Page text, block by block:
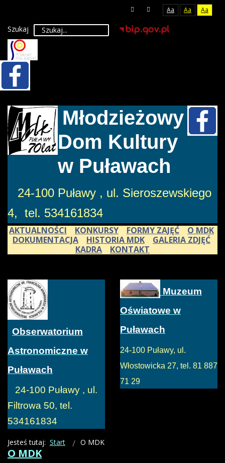
Aa Aa Aa
Szukaj
Młodzieżowy
Dom Kultury
w Puławach
24-100 Puławy , ul. Sieroszewskiego
4, tel. 534161834
AKTUALNOŚCI KONKURSY FORMY ZAJĘĆ
O MDK
DOKUMENTACJA
HISTORIA MDK
GALERIA ZDJĘĆ
KADRA
KONTAKT
Obserwatorium
Astronomiczne w
Puławach
24-100 Puławy , ul.
Filtrowa 50, tel.
534161834
Muzeum
Oświatowe w
Puławach
24-100 Puławy, ul.
Włostowicka 27, tel. 81 887
71 29
Jesteś tutaj: Start O MDK
O MDK